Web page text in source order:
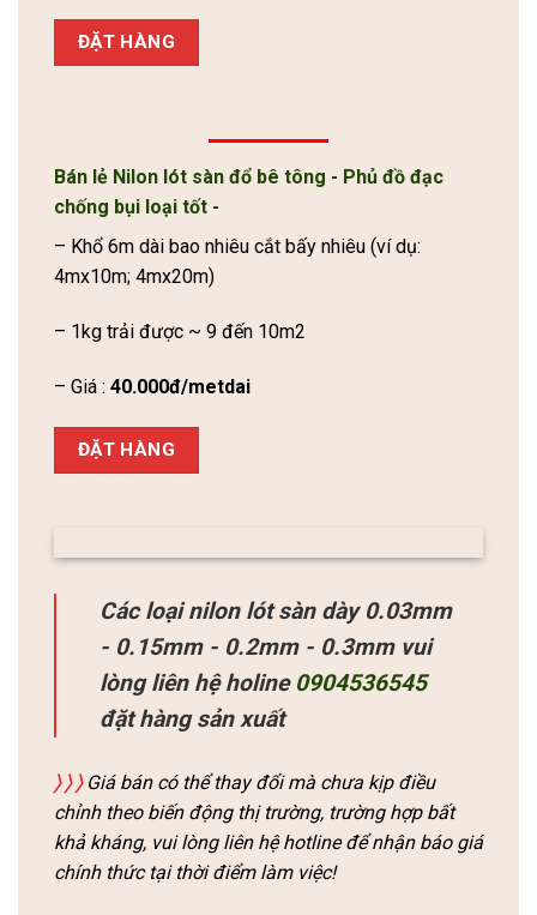
ĐẶT HÀNG
Bán lẻ Nilon lót sàn đổ bê tông - Phủ đồ đạc
chống bụi loại tốt -
– Khổ 6m dài bao nhiêu cắt bấy nhiêu (ví dụ:
4mx10m; 4mx20m)
– 1kg trải được ~ 9 đến 10m2
– Giá : 40.000đ/metdai
ĐẶT HÀNG
Các loại nilon lót sàn dày 0.03mm
- 0.15mm - 0.2mm - 0.3mm vui
lòng liên hệ holine 0904536545
đặt hàng sản xuất
〉 〉 〉 Giá bán có thể thay đổi mà chưa kịp điều
chỉnh theo biến động thị trường, trường hợp bất
khả kháng, vui lòng liên hệ hotline để nhận báo giá
chính thức tại thời điểm làm việc!